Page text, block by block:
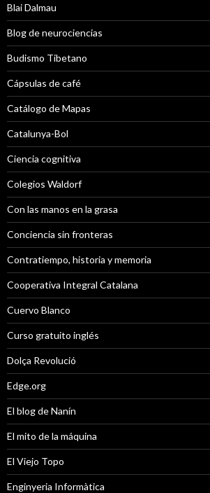
Blai Dalmau
Blog de neurociencias
Budismo Tibetano
Cápsulas de café
Catálogo de Mapas
Catalunya-Bol
Ciencia cognitiva
Colegios Waldorf
Con las manos en la grasa
Conciencia sin fronteras
Contratiempo, historia y memoria
Cooperativa Integral Catalana
Cuervo Blanco
Curso gratuito inglés
Dolça Revolució
Edge.org
El blog de Nanín
El mito de la máquina
El Viejo Topo
Enginyeria Informàtica